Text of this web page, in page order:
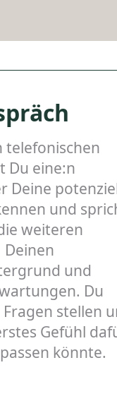
telefonischen
Du eine:n
Deine
und
weiteren
Deinen
und
Du
stellen
Gefühl
könnte.